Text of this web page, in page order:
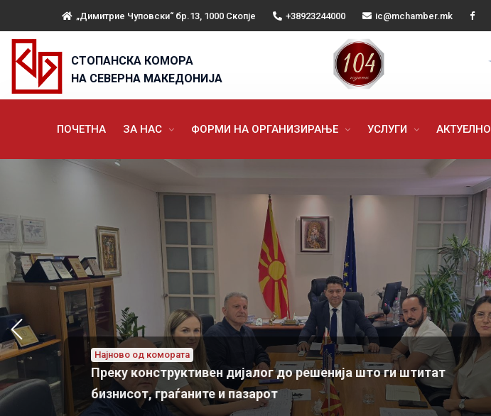
„Димитрие Чуповски“ бр.13, 1000 Скопје +38923244000 ic@mchamber.mk
СТОПАНСКА КОМОРА
НА СЕВЕРНА МАКЕДОНИЈА
ПОЧЕТНА ЗА НАС ФОРМИ НА ОРГАНИЗИРАЊЕ УСЛУГИ АКТУЕЛНО
Најново од комората
Азески: За одржлив локален економски развој потребно е
активно партнерство меѓу државата, локалната самоуправа и приватниот сектор
05.08.2026
Најново од комората
Преку конструктивен дијалог до решенија што ги штитат
бизнисот, граѓаните и пазарот
„Chamber talks“ – нов проект на претседателот Азески
Повеќе